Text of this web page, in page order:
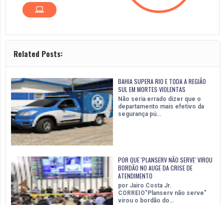
Related Posts:
BAHIA SUPERA RIO E TODA A REGIÃO
SUL EM MORTES VIOLENTAS
Não seria errado dizer que o
departamento mais efetivo da
segurança pú…
POR QUE 'PLANSERV NÃO SERVE' VIROU
BORDÃO NO AUGE DA CRISE DE
ATENDIMENTO
por Jairo Costa Jr.
CORREIO"Planserv não serve"
virou o bordão do…